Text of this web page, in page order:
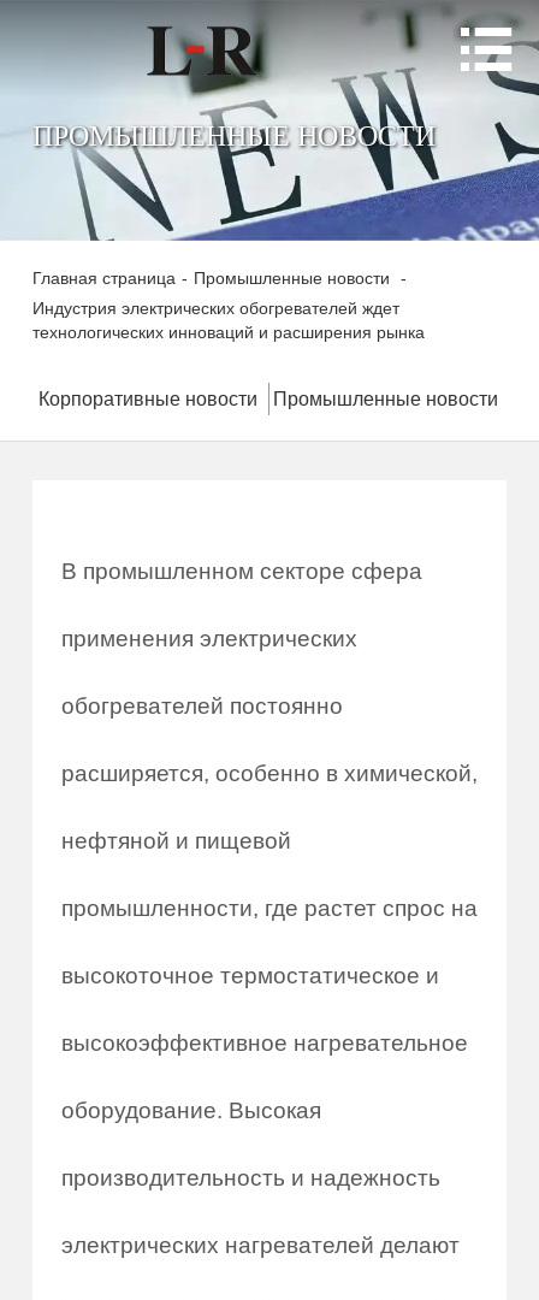

ПРОМЫШЛЕННЫЕ НОВОСТИ
Главная страница - Промышленные новости
-
Индустрия электрических обогревателей ждет
технологических инноваций и расширения рынка
Корпоративные новости Промышленные новости
В промышленном секторе сфера
применения электрических
обогревателей постоянно
расширяется, особенно в химической,
нефтяной и пищевой
промышленности, где растет спрос на
высокоточное термостатическое и
высокоэффективное нагревательное
оборудование. Высокая
производительность и надежность
электрических нагревателей делают